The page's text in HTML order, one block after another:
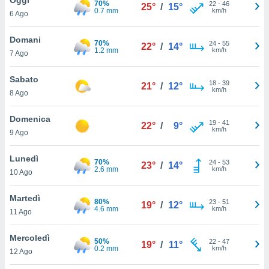
è
al sito
di
ci
di
il
un
la
nella
6 Ago
70%
0.7 mm
25° / 15° 22- 46
km/h
Domani
7 Ago
70%
1.2 mm
22° / 14° 24- 55
km/h
Sabato
8 Ago
21° / 12° 18- 39
km/h
Domenica
9 Ago
22° / 9° 19- 41
km/h
Lunedì
10 Ago
70%
2.6 mm
23° / 14° 24- 53
km/h
Martedì
11 Ago
80%
4.6 mm
19° / 12° 23- 51
km/h
Mercoledì
12 Ago
50%
0.2 mm
19° / 11° 22- 47
km/h